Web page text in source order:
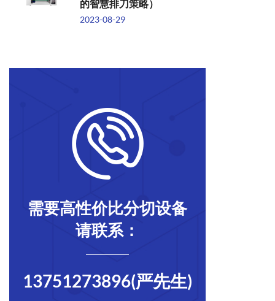
的智慧排刀策略）
2023-08-29
需要高性价比分切设备
请联系：
13751273896(严先生)